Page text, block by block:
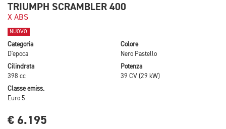
TRIUMPH SCRAMBLER 400
X ABS
NUOVO
Categoria
D'epoca
Colore
Nero Pastello
Cilindrata
398 cc
Potenza
39 CV (29 kW)
Classe emiss.
Euro 5
€ 6.195